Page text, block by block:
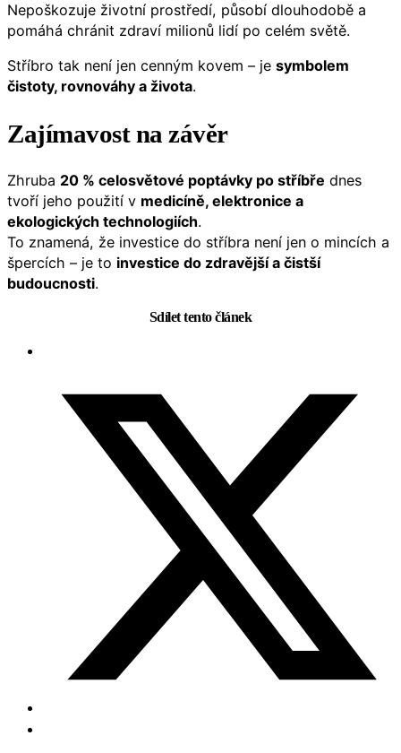
Nepoškozuje životní prostředí, působí dlouhodobě a
pomáhá chránit zdraví milionů lidí po celém světě.
Stříbro tak není jen cenným kovem – je symbolem
čistoty, rovnováhy a života.
Zajímavost na závěr
Zhruba 20 % celosvětové poptávky po stříbře dnes
tvoří jeho použití v medicíně, elektronice a
ekologických technologiích.
To znamená, že investice do stříbra není jen o mincích a
špercích – je to investice do zdravější a čistší
budoucnosti.
Sdílet tento článek